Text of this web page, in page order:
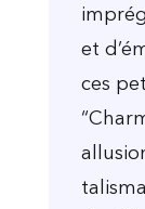
et
ces